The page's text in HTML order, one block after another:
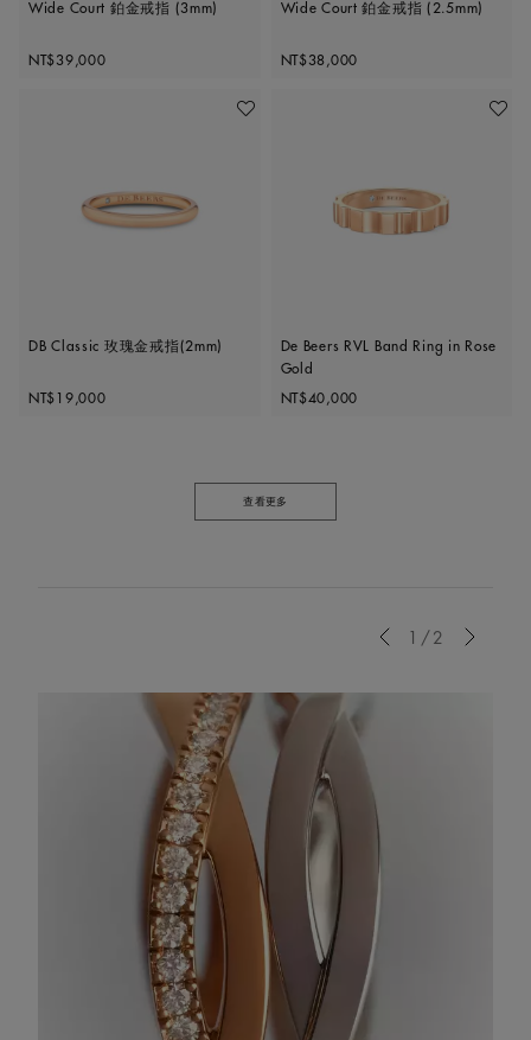
Wide Court 鉑金戒指 (3mm)
Original price
NT$39,000
Wide Court 鉑金戒指 (2.5mm)
Original price
NT$38,000
加入喜愛清單
DB Classic 玫瑰金戒指(2mm)
Original price
NT$19,000
加入喜
De Beers RVL Band Ring in Rose
Gold
Original price
NT$40,000
查看更多
1/2